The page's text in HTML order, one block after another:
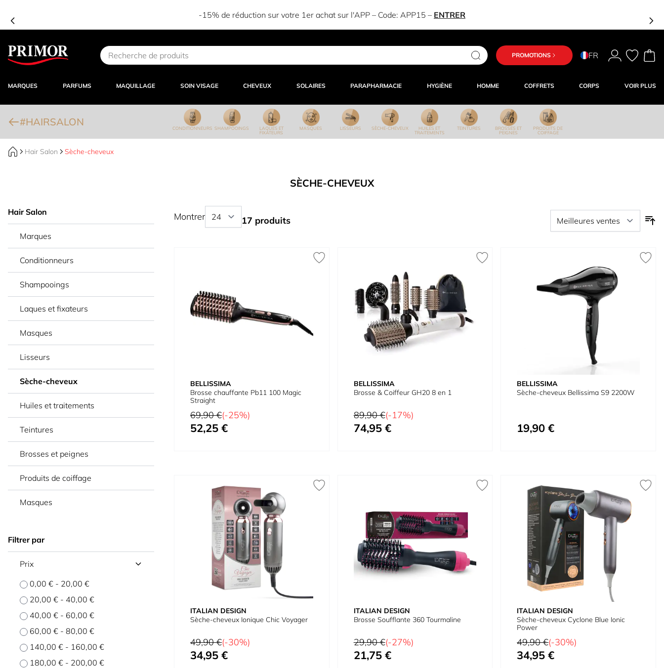
-15% de réduction sur votre 1er achat sur l'APP – Code: APP15 – ENTRER
Aller au contenu
PROMOTIONS FR
MARQUES PARFUMS MAQUILLAGE SOIN VISAGE CHEVEUX SOLAIRES PARAPHARMACIE HYGIÈNE HOMME COFFRETS CORPS VOIR PLUS
#HAIRSALON
CONDITIONNEURS SHAMPOOINGS
LAQUES ET
FIXATEURS
MASQUES LISSEURS SÈCHE-CHEVEUX
HUILES ET
TRAITEMENTS
TEINTURES
BROSSES ET
PEIGNES
PRODUITS DE
COIFFAGE
Hair Salon Sèche-cheveux
SÈCHE-CHEVEUX
Hair Salon
Marques
Conditionneurs
Shampooings
Laques et fixateurs
Masques
Lisseurs
Sèche-cheveux
Huiles et traitements
Teintures
Brosses et peignes
Produits de coiffage
Masques
Filtrer par
Prix
0,00 € - 20,00 €
20,00 € - 40,00 €
40,00 € - 60,00 €
60,00 € - 80,00 €
140,00 € - 160,00 €
180,00 € - 200,00 €
Montrer 17 produits
BELLISSIMA
Brosse chauffante Pb11 100 Magic
Straight
Prix normal
69,90 €(-25%)
Prix spécial
52,25 €
BELLISSIMA
Brosse & Coiffeur GH20 8 en 1
Prix normal
89,90 €(-17%)
Prix spécial
74,95 €
BELLISSIMA
Sèche-cheveux Bellissima S9 2200W
19,90 €
ITALIAN DESIGN
Sèche-cheveux Ionique Chic Voyager
Prix normal
49,90 €(-30%)
Prix spécial
34,95 €
ITALIAN DESIGN
Brosse Soufflante 360 Tourmaline
Prix normal
29,90 €(-27%)
Prix spécial
21,75 €
ITALIAN DESIGN
Sèche-cheveux Cyclone Blue Ionic
Power
Prix normal
49,90 €(-30%)
Prix spécial
34,95 €